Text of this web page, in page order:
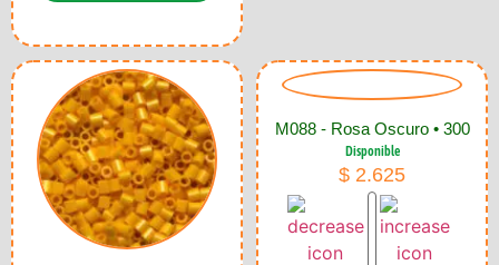
M088 - Rosa Oscuro • 300
Disponible
$ 2.625